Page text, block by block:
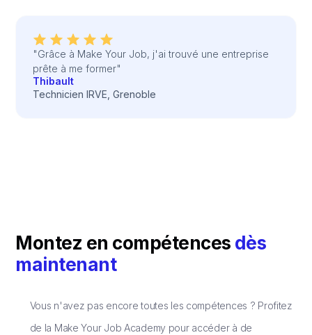
"Grâce à Make Your Job, j'ai trouvé une entreprise
prête à me former"
Thibault
Technicien IRVE, Grenoble
Montez en compétences dès
maintenant
Vous n'avez pas encore toutes les compétences ? Profitez
de la Make Your Job Academy pour accéder à de